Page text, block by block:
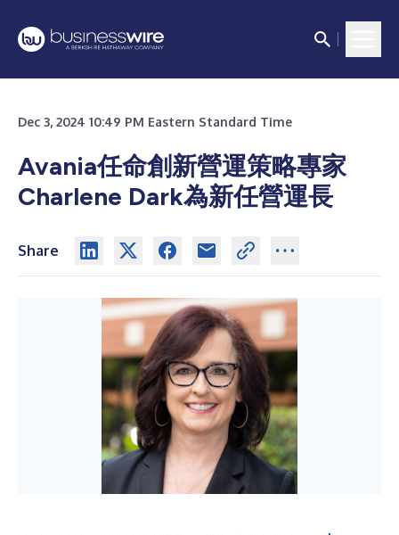
Dec 3, 2024 10:49 PM Eastern Standard Time
Avania任命創新營運策略專家
Charlene Dark為新任營運長
Share